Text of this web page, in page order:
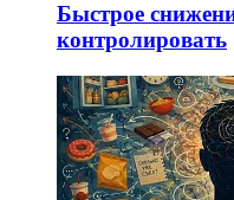
Быстрое
контролировать